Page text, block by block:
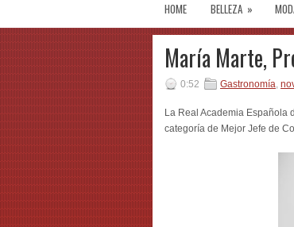
HOME BELLEZA »
María Marte,
0:52 Gastronomía,
La Real Academia Española
categoría de Mejor Jefe de